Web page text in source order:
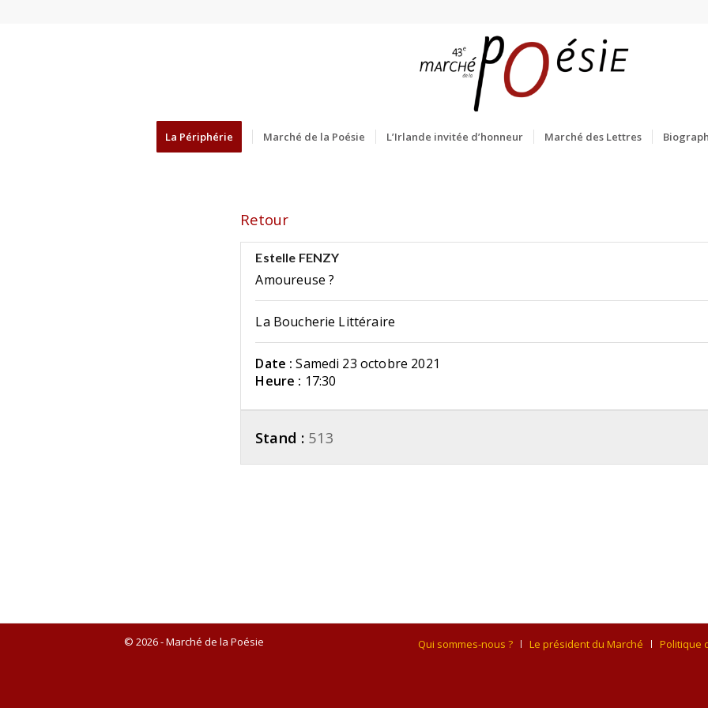
La Périphérie Marché de la Poésie L’Irlande invitée d’honneur Marché des Lettres
Retour
Estelle FENZY
Amoureuse ?
La Boucherie Littéraire
Date : Samedi 23 octobre 2021
Heure : 17:30
Stand : 513
© 2026 - Marché de la Poésie Qui sommes-nous ? Le président du Marché Politique